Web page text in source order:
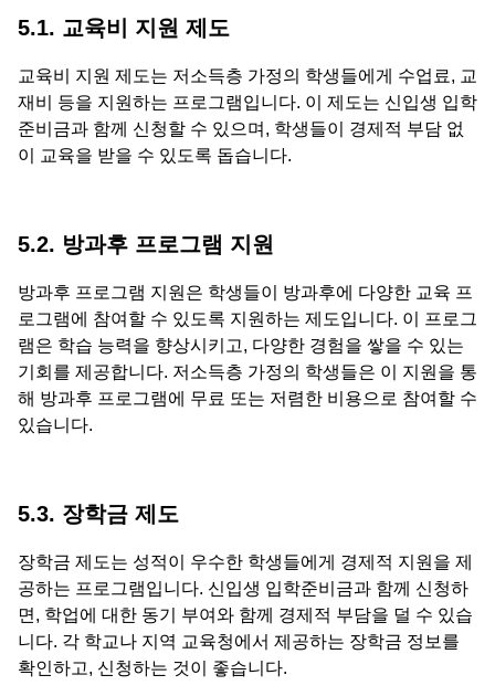
5.1. 교육비 지원 제도
교육비 지원 제도는 저소득층 가정의 학생들에게 수업료, 교
재비 등을 지원하는 프로그램입니다. 이 제도는 신입생 입학
준비금과 함께 신청할 수 있으며, 학생들이 경제적 부담 없
이 교육을 받을 수 있도록 돕습니다.
5.2. 방과후 프로그램 지원
방과후 프로그램 지원은 학생들이 방과후에 다양한 교육 프
로그램에 참여할 수 있도록 지원하는 제도입니다. 이 프로그
램은 학습 능력을 향상시키고, 다양한 경험을 쌓을 수 있는
기회를 제공합니다. 저소득층 가정의 학생들은 이 지원을 통
해 방과후 프로그램에 무료 또는 저렴한 비용으로 참여할 수
있습니다.
5.3. 장학금 제도
장학금 제도는 성적이 우수한 학생들에게 경제적 지원을 제
공하는 프로그램입니다. 신입생 입학준비금과 함께 신청하
면, 학업에 대한 동기 부여와 함께 경제적 부담을 덜 수 있습
니다. 각 학교나 지역 교육청에서 제공하는 장학금 정보를
확인하고, 신청하는 것이 좋습니다.